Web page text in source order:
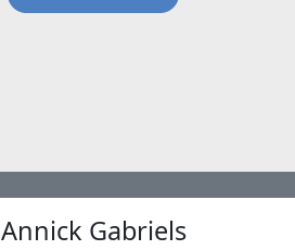
Annick Gabriels